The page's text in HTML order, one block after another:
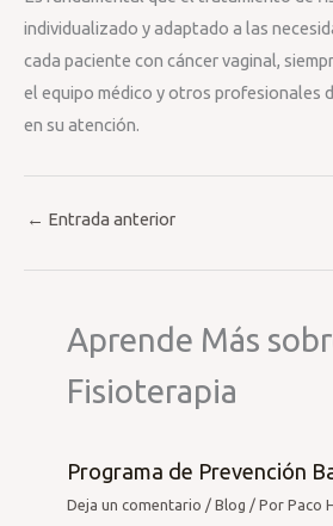
individualizado y adaptado a las
cada paciente con cáncer vaginal,
el equipo médico y otros profesionales
en su atención.
← Entrada anterior
Aprende Más
Fisioterapia
Programa de Prevención
Deja un comentario /Blog / PorPaco